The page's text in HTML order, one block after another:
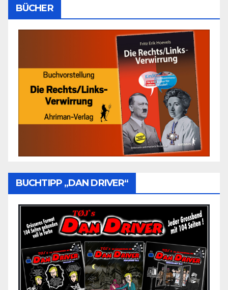
BÜCHER
BUCHTIPP „DAN DRIVER“